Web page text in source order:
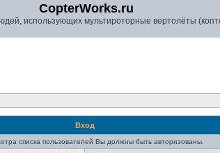
CopterWorks.ru
использующих мультироторные вертолёты
Вход
списка пользователей Вы должны быть авторизованы.